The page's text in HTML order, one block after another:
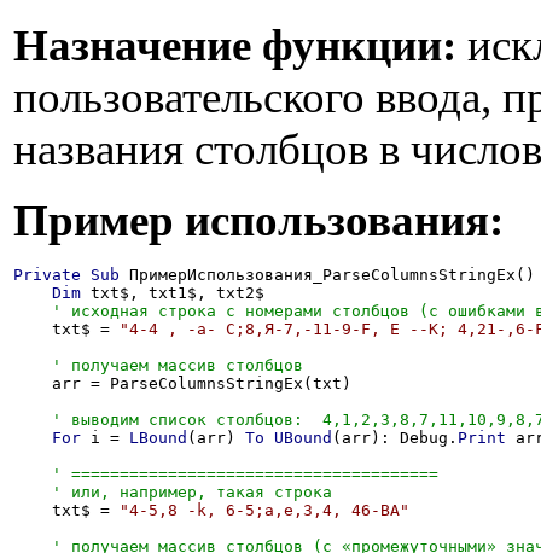
Назначение функции:
пользовательского ввода,
названия столбцов в
Пример использования:
Private Sub ПримерИспользования_ParseColumnsStringEx()
Dim txt$, txt1$, txt2$
    txt$ =
"4-4 , -a- C;8,Я-7,-11-9-F, Е --К; 4,21-,6-
    arr = ParseColumnsStringEx(txt)
For i = LBound (arr) To UBound (arr): Debug. Print
    txt$ =
"4-5,8 -k, 6-5;a,e,3,4, 46-BA"